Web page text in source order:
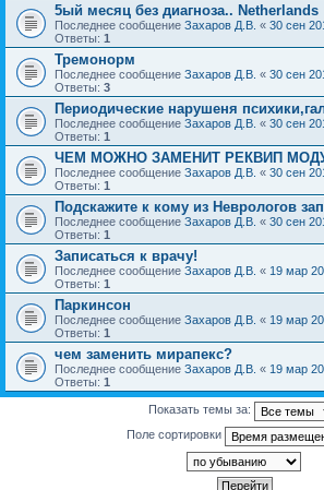
5ый месяц без диагноза.. Netherlands
Последнее сообщение Захаров Д.В. « 30 сен
Ответы: 1
Тремонорм
Последнее сообщение Захаров Д.В. « 30 сен
Ответы: 3
Периодические нарушеня
Последнее сообщение Захаров Д.В. « 30 сен
Ответы: 1
ЧЕМ МОЖНО ЗАМЕНИТ РЕКВИП
Последнее сообщение Захаров Д.В. « 30 сен
Ответы: 1
Подскажите к кому из Неврологов
Последнее сообщение Захаров Д.В. « 30 сен
Ответы: 1
Записаться к врачу!
Последнее сообщение Захаров Д.В. « 19 мар
Ответы: 1
Паркинсон
Последнее сообщение Захаров Д.В. « 19 мар
Ответы: 1
чем заменить мирапекс?
Последнее сообщение Захаров Д.В. « 19 мар
Ответы: 1
Показать темы за:
Поле сортировки